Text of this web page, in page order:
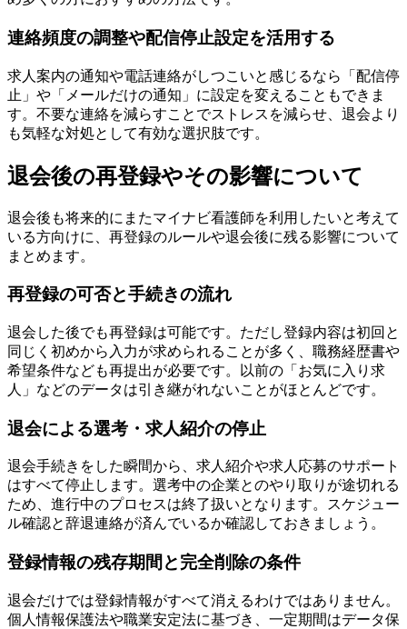
連絡頻度の調整や配信停止設定を活用する
求人案内の通知や電話連絡がしつこいと感じるなら「配信停
止」や「メールだけの通知」に設定を変えることもできま
す。不要な連絡を減らすことでストレスを減らせ、退会より
も気軽な対処として有効な選択肢です。
退会後の再登録やその影響について
退会後も将来的にまたマイナビ看護師を利用したいと考えて
いる方向けに、再登録のルールや退会後に残る影響について
まとめます。
再登録の可否と手続きの流れ
退会した後でも再登録は可能です。ただし登録内容は初回と
同じく初めから入力が求められることが多く、職務経歴書や
希望条件なども再提出が必要です。以前の「お気に入り求
人」などのデータは引き継がれないことがほとんどです。
退会による選考・求人紹介の停止
退会手続きをした瞬間から、求人紹介や求人応募のサポート
はすべて停止します。選考中の企業とのやり取りが途切れる
ため、進行中のプロセスは終了扱いとなります。スケジュー
ル確認と辞退連絡が済んでいるか確認しておきましょう。
登録情報の残存期間と完全削除の条件
退会だけでは登録情報がすべて消えるわけではありません。
個人情報保護法や職業安定法に基づき、一定期間はデータ保